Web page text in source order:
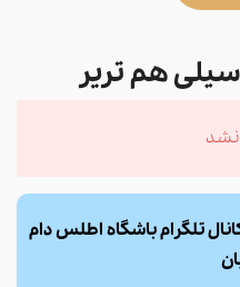
هم تریر
نشد
تلگرام باشگاه اطلس دام